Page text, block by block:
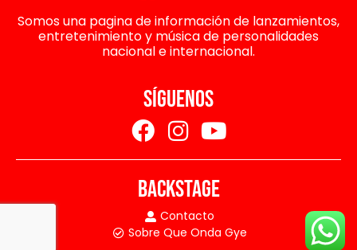
Somos una pagina de información de lanzamientos,
entretenimiento y música de personalidades
nacional e internacional.
SÍGUENOS
BACKSTAGE
Contacto
Sobre Que Onda Gye